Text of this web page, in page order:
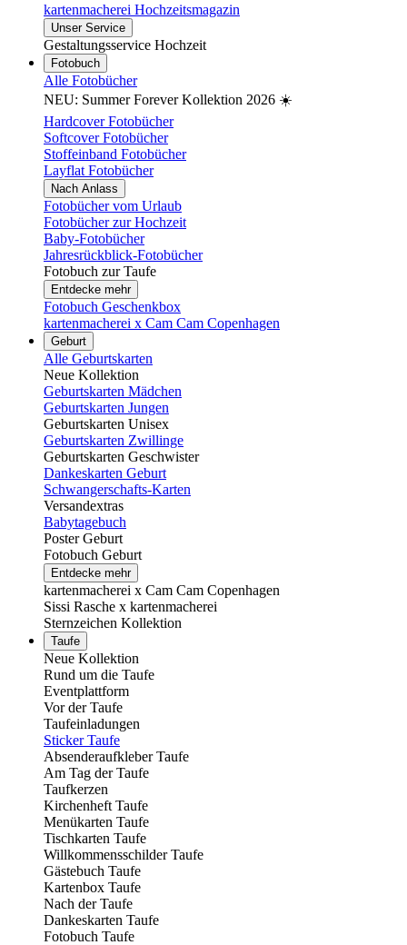
kartenmacherei Hochzeitsmagazin
Unser Service
Gestaltungsservice Hochzeit
Fotobuch
Alle Fotobücher
NEU: Summer Forever Kollektion 2026 ☀️
Hardcover Fotobücher
Softcover Fotobücher
Stoffeinband Fotobücher
Layflat Fotobücher
Nach Anlass
Fotobücher vom Urlaub
Fotobücher zur Hochzeit
Baby-Fotobücher
Jahresrückblick-Fotobücher
Fotobuch zur Taufe
Entdecke mehr
Fotobuch Geschenkbox
kartenmacherei x Cam Cam Copenhagen
Geburt
Alle Geburtskarten
Neue Kollektion
Geburtskarten Mädchen
Geburtskarten Jungen
Geburtskarten Unisex
Geburtskarten Zwillinge
Geburtskarten Geschwister
Dankeskarten Geburt
Schwangerschafts-Karten
Versandextras
Babytagebuch
Poster Geburt
Fotobuch Geburt
Entdecke mehr
kartenmacherei x Cam Cam Copenhagen
Sissi Rasche x kartenmacherei
Sternzeichen Kollektion
Taufe
Neue Kollektion
Rund um die Taufe
Eventplattform
Vor der Taufe
Taufeinladungen
Sticker Taufe
Absenderaufkleber Taufe
Am Tag der Taufe
Taufkerzen
Kirchenheft Taufe
Menükarten Taufe
Tischkarten Taufe
Willkommensschilder Taufe
Gästebuch Taufe
Kartenbox Taufe
Nach der Taufe
Dankeskarten Taufe
Fotobuch Taufe